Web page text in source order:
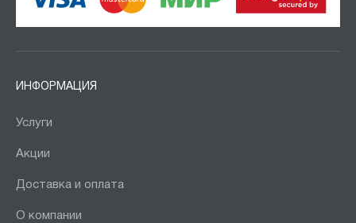
ИНФОРМАЦИЯ
Услуги
Акции
Доставка и оплата
О компании